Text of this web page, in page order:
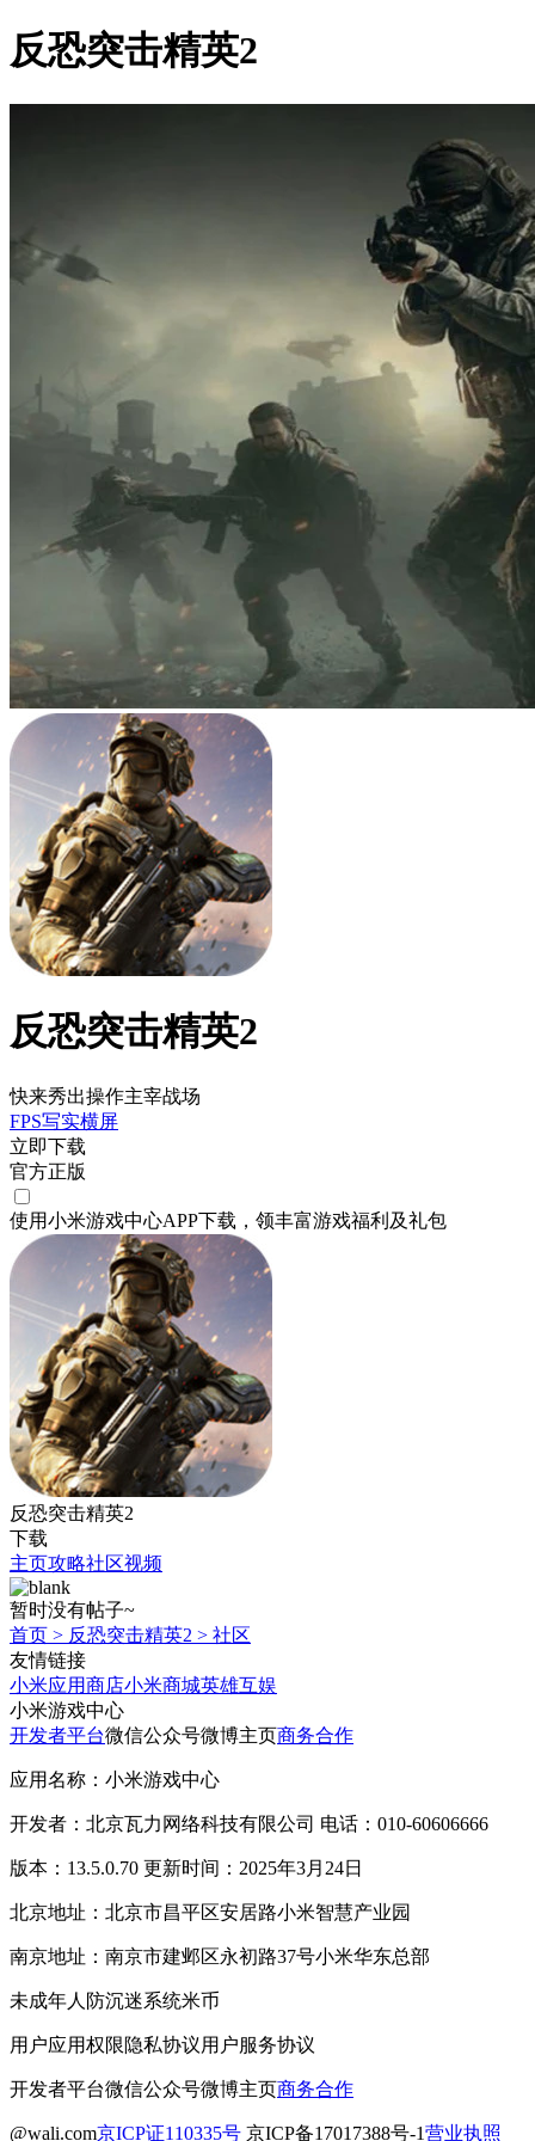
反恐突击精英2
反恐突击精英2
快来秀出操作主宰战场
FPS写实横屏
立即下载
官方正版
使用小米游戏中心APP下载 ，领丰富游戏福利 及礼包
反恐突击精英2
下载
主页攻略社区视频
暂时没有帖子~
首页 > 反恐突击精英2 > 社区
友情链接
小米应用商店小米商城英雄互娱
小米游戏中心
开发者平台微信公众号微博主页商务合作
应用名称：小米游戏中心
开发者：北京瓦力网络科技有限公司 电话：010-60606666
版本：13.5.0.70 更新时间：2025年3月24日
北京地址：北京市昌平区安居路小米智慧产业园
南京地址：南京市建邺区永初路37号小米华东总部
未成年人防沉迷系统米币
用户应用权限隐私协议用户服务协议
开发者平台微信公众号微博主页商务合作
@wali.com京ICP证110335号 京ICP备17017388号-1营业执照